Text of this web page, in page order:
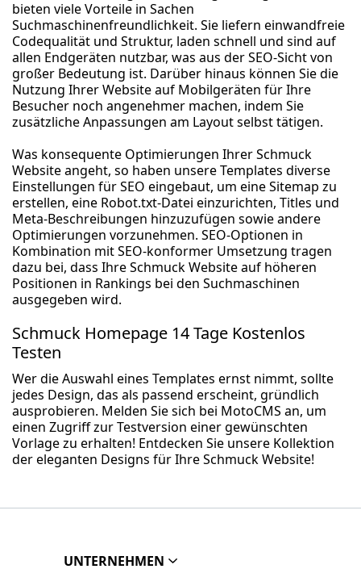
bieten viele Vorteile in Sachen
Suchmaschinenfreundlichkeit. Sie liefern einwandfreie
Codequalität und Struktur, laden schnell und sind auf
allen Endgeräten nutzbar, was aus der SEO-Sicht von
großer Bedeutung ist. Darüber hinaus können Sie die
Nutzung Ihrer Website auf Mobilgeräten für Ihre
Besucher noch angenehmer machen, indem Sie
zusätzliche Anpassungen am Layout selbst tätigen.
Was konsequente Optimierungen Ihrer Schmuck
Website angeht, so haben unsere Templates diverse
Einstellungen für SEO eingebaut, um eine Sitemap zu
erstellen, eine Robot.txt-Datei einzurichten, Titles und
Meta-Beschreibungen hinzuzufügen sowie andere
Optimierungen vorzunehmen. SEO-Optionen in
Kombination mit SEO-konformer Umsetzung tragen
dazu bei, dass Ihre Schmuck Website auf höheren
Positionen in Rankings bei den Suchmaschinen
ausgegeben wird.
Schmuck Homepage 14 Tage Kostenlos
Testen
Wer die Auswahl eines Templates ernst nimmt, sollte
jedes Design, das als passend erscheint, gründlich
ausprobieren. Melden Sie sich bei MotoCMS an, um
einen Zugriff zur Testversion einer gewünschten
Vorlage zu erhalten! Entdecken Sie unsere Kollektion
der eleganten Designs für Ihre Schmuck Website!
UNTERNEHMEN